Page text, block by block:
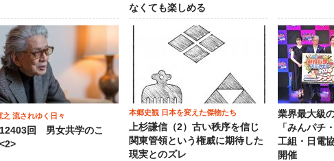
なくても楽しめる
之 流されゆく日々
回 男女共学のこ
本郷史観 日本を変えた傑物たち
上杉謙信（2）古い秩序を信じ
関東管領という権威に期待した
現実とのズレ
業界最大級
「みんパチ
工組・日電
開催